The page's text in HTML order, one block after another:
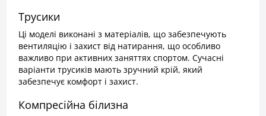
Трусики
Ці моделі виконані з матеріалів, що забезпечують
вентиляцію і захист від натирання, що особливо
важливо при активних заняттях спортом. Сучасні
варіанти трусиків мають зручний крій, який
забезпечує комфорт і захист.
Компресійна білизна